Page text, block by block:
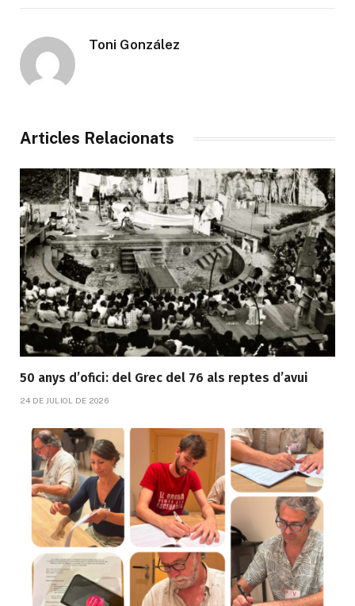
Toni González
Articles Relacionats
50 anys d’ofici: del Grec del 76 als reptes d’avui
24 DE JULIOL DE 2026